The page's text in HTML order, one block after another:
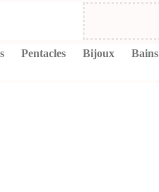
Pentacles Bijoux Bains